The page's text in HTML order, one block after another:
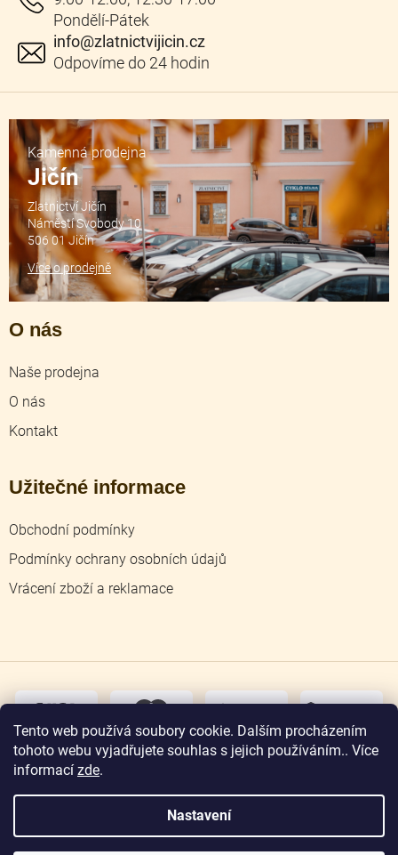
Tento web používá soubory cookie. Dalším procházením
tohoto webu vyjadřujete souhlas s jejich používáním.. Více
informací zde.
Nastavení
info@zlatnictvijicin.cz
O nás
Naše prodejna
O nás
Kontakt
Užitečné informace
Obchodní podmínky
Podmínky ochrany osobních údajů
Vrácení zboží a reklamace
Kamenná prodejna
Jičín
Zlatnictví Jičín
Náměstí Svobody 10
506 01 Jičín
Více o prodejně
osobní
Copyright 2026Zlatnictví Jičín. Všechna práva